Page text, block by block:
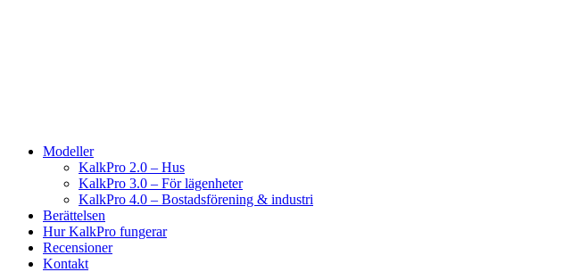
Modeller
KalkPro 2.0 – Hus
KalkPro 3.0 – För lägenheter
KalkPro 4.0 – Bostadsförening & industri
Berättelsen
Hur KalkPro fungerar
Recensioner
Kontakt